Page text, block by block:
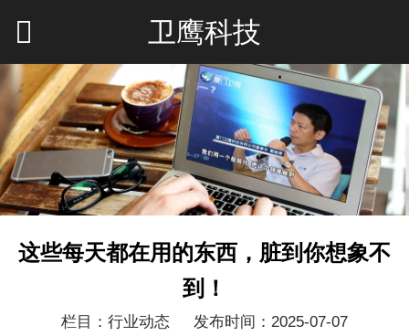
卫鹰科技
这些每天都在用的东西，脏到你想象不
到！
栏目：行业动态 发布时间：2025-07-07